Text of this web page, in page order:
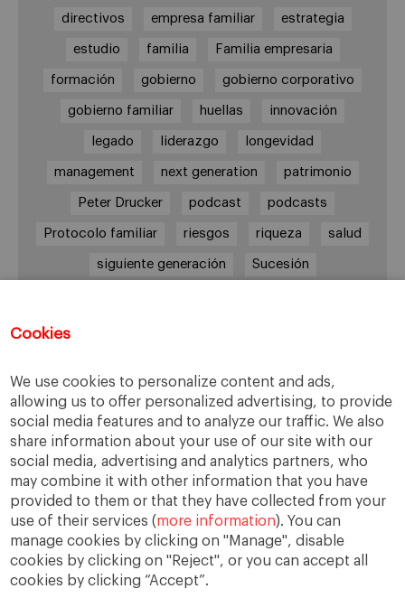
Cookies
We use cookies to personalize content and ads,
allowing us to offer personalized advertising, to provide
social media features and to analyze our traffic. We also
share information about your use of our site with our
social media, advertising and analytics partners, who
may combine it with other information that you have
provided to them or that they have collected from your
use of their services (more information). You can
manage cookies by clicking on "Manage", disable
cookies by clicking on "Reject", or you can accept all
cookies by clicking “Accept”.
directivos empresa familiar estrategia
estudio familia Familia empresaria
formación gobierno gobierno corporativo
gobierno familiar huellas innovación
legado liderazgo longevidad
management next generation patrimonio
Peter Drucker podcast podcasts
Protocolo familiar riesgos riqueza salud
siguiente generación Sucesión
Enlaces
Cátedra de Empresa Familiar
IESE Insight
Videoteca de Empresa Familiar